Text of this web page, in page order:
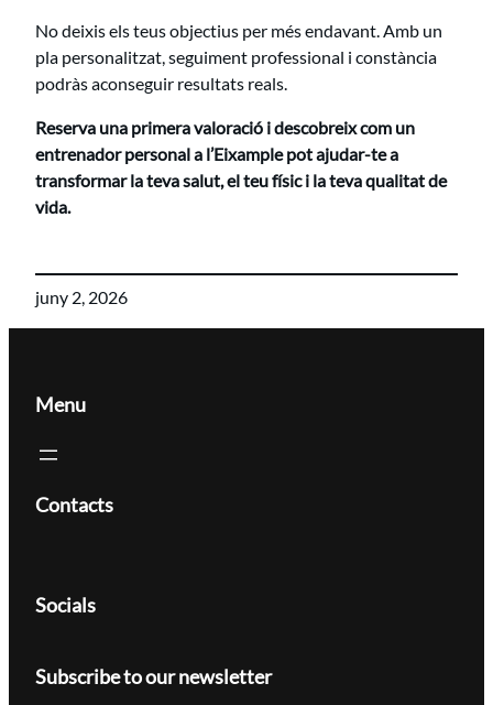
No deixis els teus objectius per més endavant. Amb un
pla personalitzat, seguiment professional i constància
podràs aconseguir resultats reals.
Reserva una primera valoració i descobreix com un
entrenador personal a l’Eixample pot ajudar-te a
transformar la teva salut, el teu físic i la teva qualitat de
vida.
juny 2, 2026
Menu
Contacts
Socials
Subscribe to our newsletter